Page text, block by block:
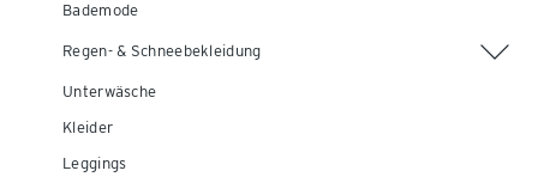
Bademode
Regen- & Schneebekleidung
Unterwäsche
Kleider
Leggings